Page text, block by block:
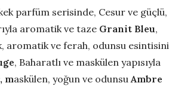
parfüm serisinde, Cesur ve güçlü,
aromatik ve taze Granit Bleu,
aromatik ve ferah, odunsu esintisini
, Baharatlı ve maskülen yapısıyla
maskülen, yoğun ve odunsuAmbre